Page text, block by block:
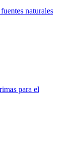
naturales
para el